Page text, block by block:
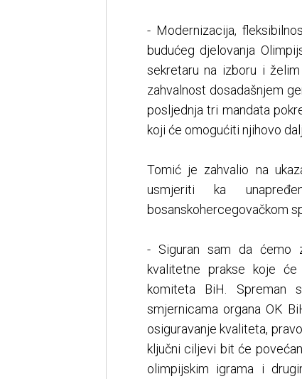
- Modernizacija,
budućeg djelovanja
sekretaru na izboru i
zahvalnost dosadašnjem
posljednja tri mandata
koji će omogućiti njihovo
Tomić je zahvalio na
usmjeriti ka
bosanskohercegovačkom
- Siguran sam da ćemo
kvalitetne prakse koje će
komiteta BiH. Spreman
smjernicama organa OK
osiguravanje kvaliteta,
ključni ciljevi bit će
olimpijskim igrama i